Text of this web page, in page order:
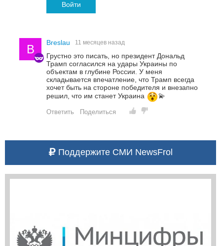
Войти
B Breslau 11 месяцев назад
Грустно это писать, но президент Дональд
Трамп согласился на удары Украины по
объектам в глубине России. У меня
складывается впечатление, что Трамп всегда
хочет быть на стороне победителя и внезапно
решил, что им станет Украина
‍💫
Ответить Поделиться
Поддержите СМИ NewsFrol